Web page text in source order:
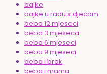
bajke
bajke u radu s djecom
beba 12 mjeseci
beba 3 mjeseca
beba 6 mjeseci
beba 9 mjeseci
beba i brak
beba i mama